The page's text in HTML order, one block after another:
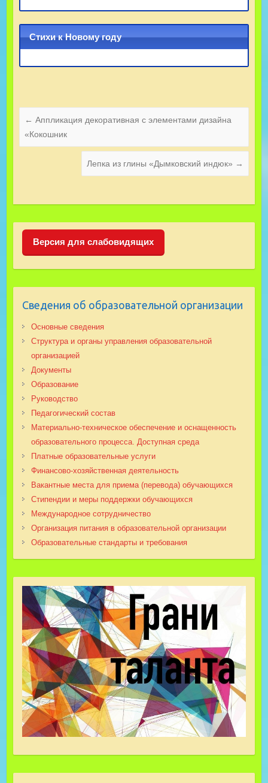
Стихи к Новому году
← Аппликация декоративная с элементами дизайна
«Кокошник
Лепка из глины «Дымковский индюк» →
Версия для слабовидящих
Сведения об образовательной организации
Основные сведения
Структура и органы управления образовательной
организацией
Документы
Образование
Руководство
Педагогический состав
Материально-техническое обеспечение и оснащенность
образовательного процесса. Доступная среда
Платные образовательные услуги
Финансово-хозяйственная деятельность
Вакантные места для приема (перевода) обучающихся
Стипендии и меры поддержки обучающихся
Международное сотрудничество
Организация питания в образовательной организации
Образовательные стандарты и требования